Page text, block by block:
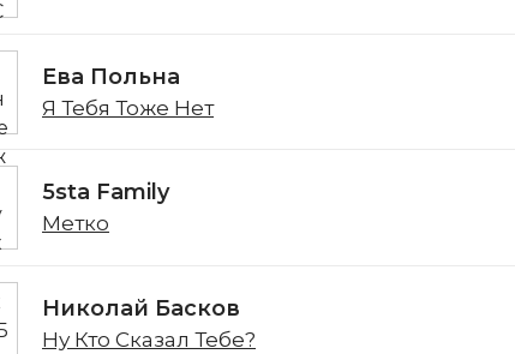
Ева Польна
Я Тебя Тоже Нет
5sta Family
Метко
Николай Басков
Ну Кто Сказал Тебе?